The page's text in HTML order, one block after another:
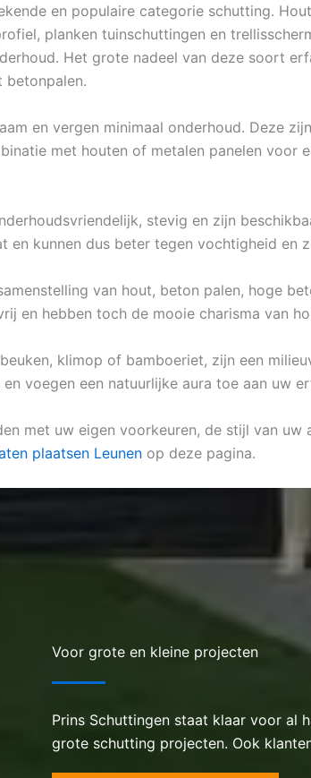
en populaire categorie schutting.
planken tuinschuttingen en
Het grote nadeel van deze soort
betonpalen.
en vergen minimaal onderhoud. Deze
met houten of metalen panelen voor
stevig en zijn
kunnen dus beter tegen vochtigheid en
van hout, beton palen, hoge
en hebben toch de mooie charisma van
klimop of bamboeriet, zijn een
voegen een natuurlijke aura toe aan uw
met uw eigen voorkeuren, de stijl van uw
plaatsen Leunen op deze pagina.
Voor grote en kleine projecten
Prins Schuttingen staat klaar voor al
grote schutting projecten. Ook